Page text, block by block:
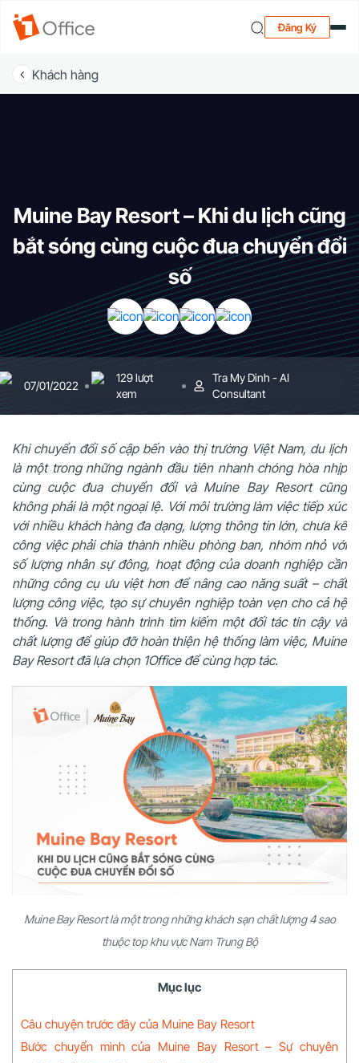
Đăng Ký
Khách hàng
Muine Bay Resort – Khi du lịch cũng
bắt sóng cùng cuộc đua chuyển đổi
số
07/01/2022
129 lượt
xem
Tra My Dinh - AI
Consultant
Khi chuyển đổi số cập bến vào thị trường Việt Nam, du lịch
là một trong những ngành đầu tiên nhanh chóng hòa nhịp
cùng cuộc đua chuyển đổi và Muine Bay Resort cũng
không phải là một ngoại lệ. Với môi trường làm việc tiếp xúc
với nhiều khách hàng đa dạng, lượng thông tin lớn, chưa kể
công việc phải chia thành nhiều phòng ban, nhóm nhỏ với
số lượng nhân sự đông, hoạt động của doanh nghiệp cần
những công cụ ưu việt hơn để nâng cao năng suất – chất
lượng công việc, tạo sự chuyên nghiệp toàn vẹn cho cả hệ
thống. Và trong hành trình tìm kiếm một đối tác tin cậy và
chất lượng để giúp đỡ hoàn thiện hệ thống làm việc, Muine
Bay Resort đã lựa chọn 1Office để cùng hợp tác.
Muine Bay Resort là một trong những khách sạn chất lượng 4 sao
thuộc top khu vực Nam Trung Bộ
Mục lục
Câu chuyện trước đây của Muine Bay Resort
Bước chuyển mình của Muine Bay Resort – Sự chuyên